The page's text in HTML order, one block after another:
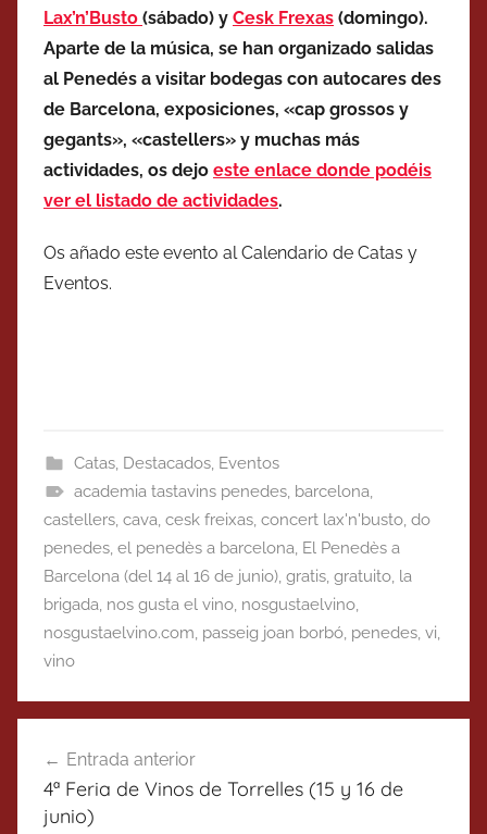
Lax’n’Busto (sábado) y Cesk Frexas (domingo).
Aparte de la música, se han organizado salidas
al Penedés a visitar bodegas con autocares des
de Barcelona, exposiciones, «cap grossos y
gegants», «castellers» y muchas más
actividades, os dejo este enlace donde podéis
ver el listado de actividades.
Os añado este evento al Calendario de Catas y
Eventos.
Catas, Destacados, Eventos
academia tastavins penedes, barcelona,
castellers, cava, cesk freixas, concert lax'n'busto, do
penedes, el penedès a barcelona, El Penedès a
Barcelona (del 14 al 16 de junio), gratis, gratuito, la
brigada, nos gusta el vino, nosgustaelvino,
nosgustaelvino.com, passeig joan borbó, penedes, vi,
vino
de
entradas
Entrada anterior
4ª Feria de Vinos de Torrelles (15 y 16 de
junio)